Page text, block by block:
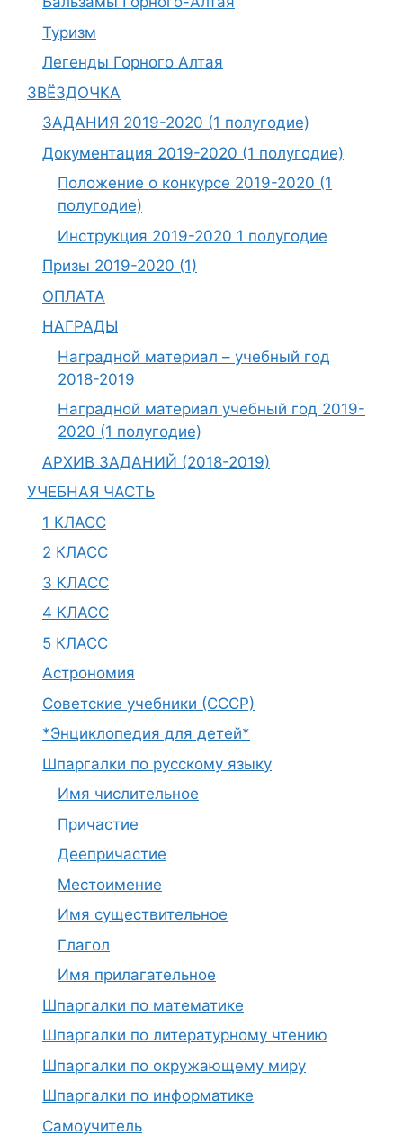
Туризм
Легенды Горного Алтая
ЗВЁЗДОЧКА
ЗАДАНИЯ 2019-2020 (1 полугодие)
Документация 2019-2020 (1 полугодие)
Положение о конкурсе 2019-2020 (1
полугодие)
Инструкция 2019-2020 1 полугодие
Призы 2019-2020 (1)
ОПЛАТА
НАГРАДЫ
Наградной материал – учебный год
2018-2019
Наградной материал учебный год 2019-
2020 (1 полугодие)
АРХИВ ЗАДАНИЙ (2018-2019)
УЧЕБНАЯ ЧАСТЬ
1 КЛАСС
2 КЛАСС
3 КЛАСС
4 КЛАСС
5 КЛАСС
Астрономия
Советские учебники (СССР)
*Энциклопедия для детей*
Шпаргалки по русскому языку
Имя числительное
Причастие
Деепричастие
Местоимение
Имя существительное
Глагол
Имя прилагательное
Шпаргалки по математике
Шпаргалки по литературному чтению
Шпаргалки по окружающему миру
Шпаргалки по информатике
Самоучитель